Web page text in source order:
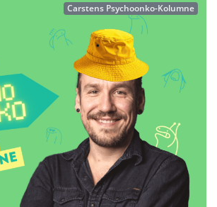
Carstens Psychoonko-Kolumne